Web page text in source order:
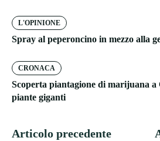
L'OPINIONE
Spray al peperoncino in mezzo alla
CRONACA
Scoperta piantagione di marijuana a
piante giganti
Articolo precedente